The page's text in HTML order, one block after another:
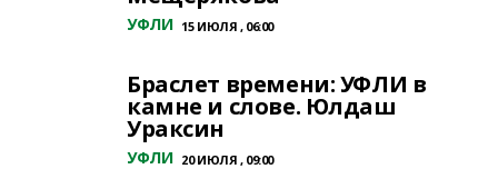
УФЛИ 15 ИЮЛЯ , 06:00
Браслет времени: УФЛИ в
камне и слове. Юлдаш
Ураксин
УФЛИ 20 ИЮЛЯ , 09:00